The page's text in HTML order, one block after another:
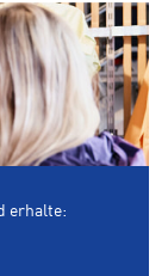
erhalte: